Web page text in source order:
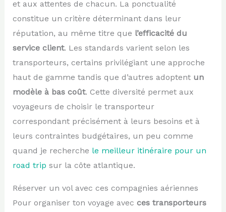
et aux attentes de chacun. La ponctualité
constitue un critère déterminant dans leur
réputation, au même titre que l’efficacité du
service client. Les standards varient selon les
transporteurs, certains privilégiant une approche
haut de gamme tandis que d’autres adoptent un
modèle à bas coût. Cette diversité permet aux
voyageurs de choisir le transporteur
correspondant précisément à leurs besoins et à
leurs contraintes budgétaires, un peu comme
quand je recherche le meilleur itinéraire pour un
road trip sur la côte atlantique.
Réserver un vol avec ces compagnies aériennes
Pour organiser ton voyage avec ces transporteurs